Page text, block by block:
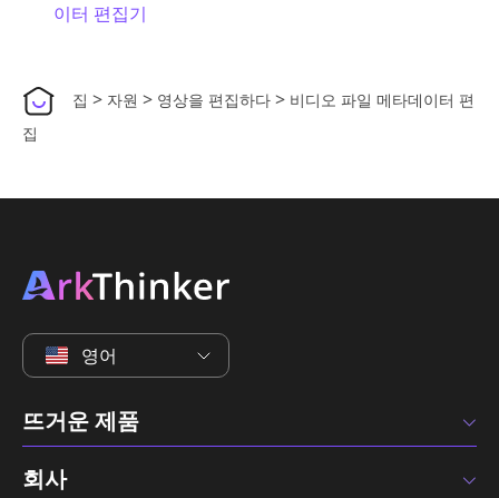
이터 편집기
집 > 자원 > 영상을 편집하다 > 비디오 파일 메타데이터 편
집
영어
뜨거운 제품
회사